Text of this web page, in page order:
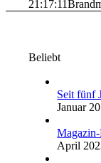
21:17:11
Beliebt
Seit fünf
Januar
April